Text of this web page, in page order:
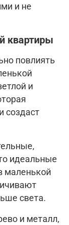
и не
квартиры
повлиять
и
создаст
идеальные
маленькой
света.
и металл,